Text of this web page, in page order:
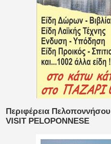
Περιφέρεια Πελοποννήσου
VISIT PELOPONNESE